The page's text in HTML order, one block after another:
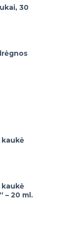
30
kaukė
kaukė
– 20 ml.